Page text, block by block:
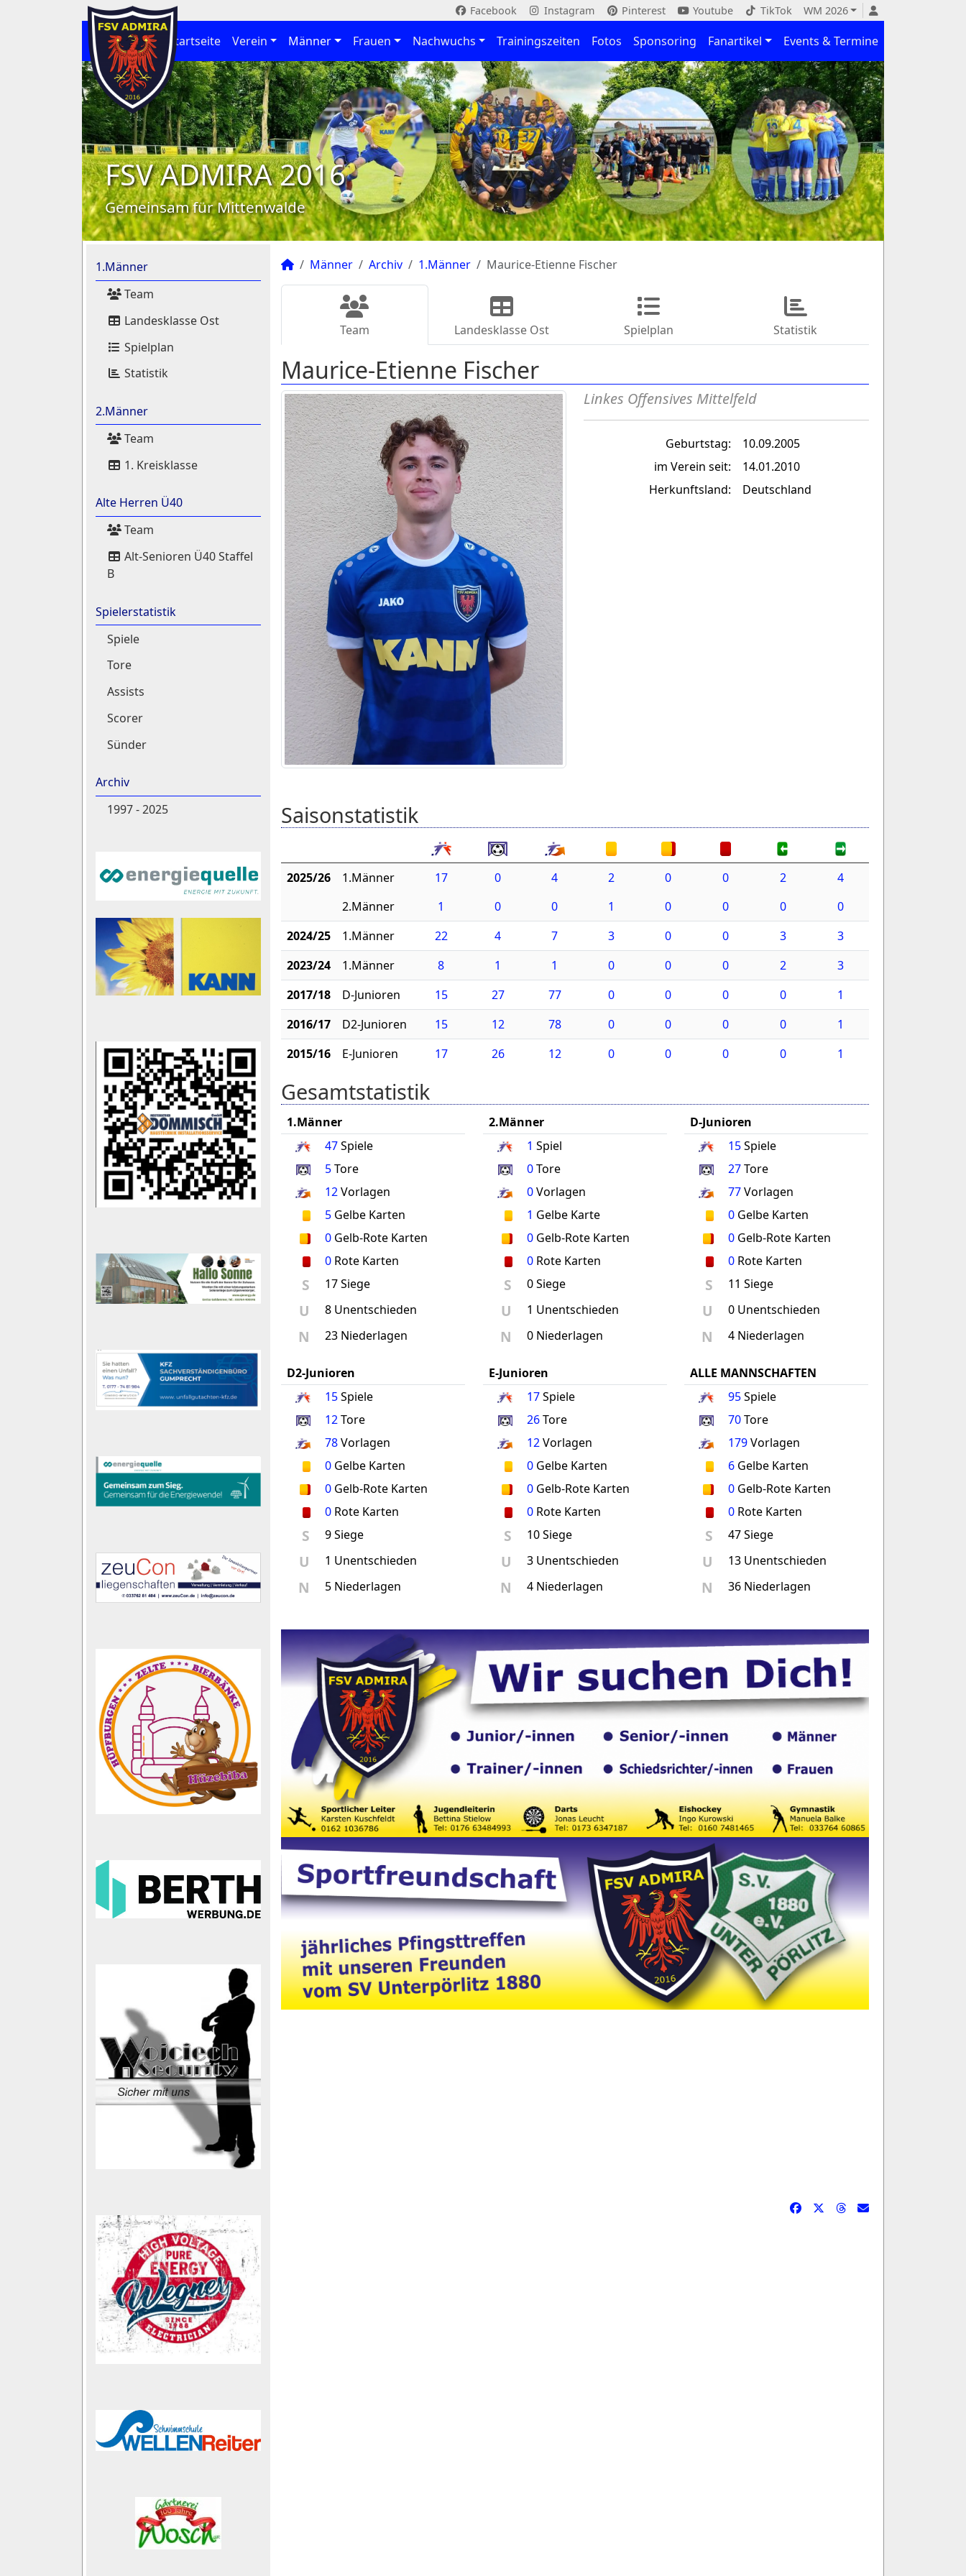
Facebook Instagram Pinterest Youtube TikTok WM 2026
Startseite Verein Männer Frauen Nachwuchs Trainingszeiten Fotos Sponsoring Fanartikel Events & Termine
FSV ADMIRA 2016
Gemeinsam für Mittenwalde
1.Männer
Team
Landesklasse Ost
Spielplan
Statistik
2.Männer
Team
1. Kreisklasse
Alte Herren Ü40
Team
Alt-Senioren Ü40 Staffel
B
Spielerstatistik
Spiele
Tore
Assists
Scorer
Sünder
Archiv
1997 - 2025
Männer Archiv 1.Männer Maurice-Etienne Fischer
Team Landesklasse Ost Spielplan Statistik
Maurice-Etienne Fischer
Linkes Offensives Mittelfeld
Geburtstag:
10.09.2005
im Verein seit:
14.01.2010
Herkunftsland:
Deutschland
Saisonstatistik
2025/26 1.Männer 17 0 4 2 0 0 2
4
2.Männer
1 0 0 1 0 0 0
0
2024/25
1.Männer 22 4 7 3 0 0 3
3
2023/24
1.Männer 8 1 1 0 0 0 2
3
2017/18
D-Junioren 15 27 77 0 0 0 0
1
2016/17
D2-Junioren 15 12 78 0 0 0 0
1
2015/16
E-Junioren 17 26 12 0 0 0 0 1
Gesamtstatistik
1.Männer
47Spiele
5Tore
12Vorlagen
5 Gelbe Karten
0 Gelb-Rote Karten
0 Rote Karten
S 17 Siege
U 8 Unentschieden
N 23 Niederlagen
2.Männer
1 Spiel
0Tore
0Vorlagen
1 Gelbe Karte
0Gelb-Rote Karten
0Rote Karten
S 0 Siege
U 1 Unentschieden
N 0 Niederlagen
D-Junioren
15Spiele
27Tore
77Vorlagen
0 Gelbe Karten
0 Gelb-Rote Karten
0 Rote Karten
S 11 Siege
U 0 Unentschieden
N 4 Niederlagen
D2-Junioren
15Spiele
12Tore
78Vorlagen
0 Gelbe Karten
0 Gelb-Rote Karten
0 Rote Karten
S 9 Siege
U 1 Unentschieden
N 5 Niederlagen
E-Junioren
17Spiele
26Tore
12Vorlagen
0Gelbe Karten
0Gelb-Rote Karten
0Rote Karten
S 10 Siege
U 3 Unentschieden
N 4 Niederlagen
ALLE MANNSCHAFTEN
95Spiele
70Tore
179Vorlagen
6 Gelbe Karten
0 Gelb-Rote Karten
0 Rote Karten
S 47 Siege
U 13 Unentschieden
N 36 Niederlagen